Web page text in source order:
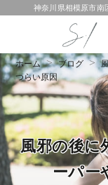
神奈川県相模原市南
ホーム ブログ
つらい原因
風邪の後に
ーパー